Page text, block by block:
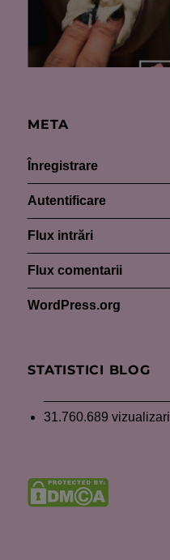
META
Înregistrare
Autentificare
Flux intrări
Flux comentarii
WordPress.org
STATISTICI BLOG
31.760.689 vizualizari